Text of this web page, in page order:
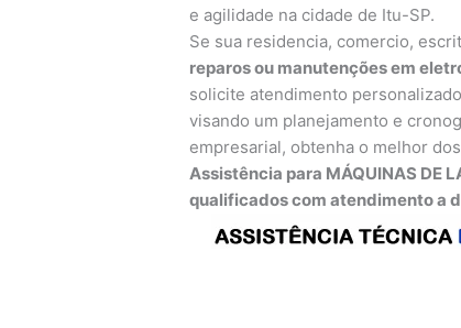
e agilidade na cidade de Itu-SP.
Se sua residencia, comercio,
reparos ou manutenções em
solicite atendimento
visando um planejamento e
empresarial, obtenha o melhor
Assistência para MÁQUINAS DE
qualificados com atendimento a